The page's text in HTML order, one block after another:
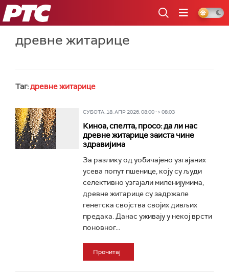
РТС
древне житарице
Таг:древне житарице
СУБОТА, 18. АПР 2026, 08:00 -> 08:03
Киноа, спелта, просо: да ли нас
древне житарице заиста чине
здравијима
За разлику од уобичајено узгајаних
усева попут пшенице, коју су људи
селективно узгајали миленијумима,
древне житарице су задржале
генетска својства својих дивљих
предака. Данас уживају у некој врсти
поновног...
Прочитај